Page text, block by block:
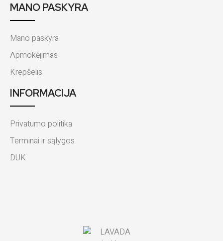
MANO PASKYRA
Mano paskyra
Apmokėjimas
Krepšelis
INFORMACIJA
Privatumo politika
Terminai ir sąlygos
DUK